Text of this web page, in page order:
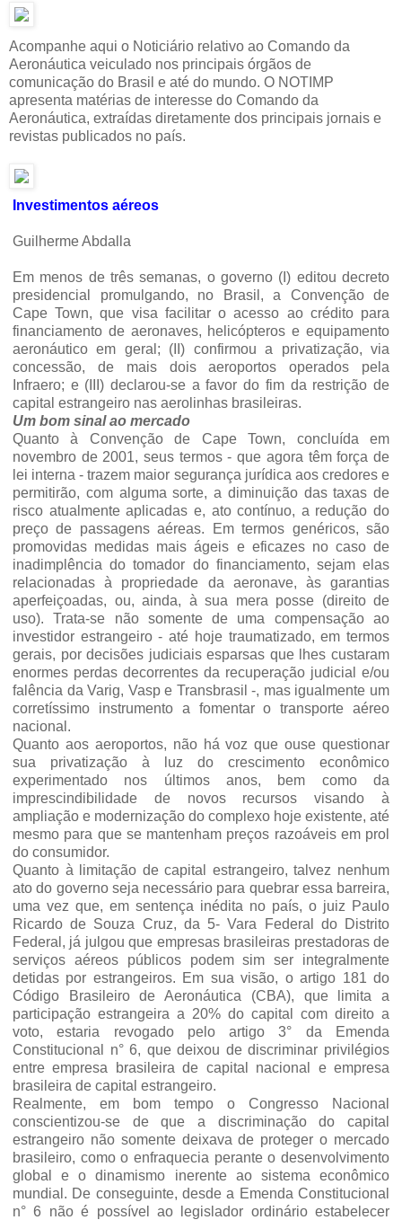
Acompanhe aqui o Noticiário relativo ao Comando da
Aeronáutica veiculado nos principais órgãos de
comunicação do Brasil e até do mundo. O NOTIMP
apresenta matérias de interesse do Comando da
Aeronáutica, extraídas diretamente dos principais jornais e
revistas publicados no país.
Investimentos aéreos
Guilherme Abdalla
Em menos de três semanas, o governo (I) editou decreto
presidencial promulgando, no Brasil, a Convenção de
Cape Town, que visa facilitar o acesso ao crédito para
financiamento de aeronaves, helicópteros e equipamento
aeronáutico em geral; (II) confirmou a privatização, via
concessão, de mais dois aeroportos operados pela
Infraero; e (III) declarou-se a favor do fim da restrição de
capital estrangeiro nas aerolinhas brasileiras.
Um bom sinal ao mercado
Quanto à Convenção de Cape Town, concluída em
novembro de 2001, seus termos - que agora têm força de
lei interna - trazem maior segurança jurídica aos credores e
permitirão, com alguma sorte, a diminuição das taxas de
risco atualmente aplicadas e, ato contínuo, a redução do
preço de passagens aéreas. Em termos genéricos, são
promovidas medidas mais ágeis e eficazes no caso de
inadimplência do tomador do financiamento, sejam elas
relacionadas à propriedade da aeronave, às garantias
aperfeiçoadas, ou, ainda, à sua mera posse (direito de
uso). Trata-se não somente de uma compensação ao
investidor estrangeiro - até hoje traumatizado, em termos
gerais, por decisões judiciais esparsas que lhes custaram
enormes perdas decorrentes da recuperação judicial e/ou
falência da Varig, Vasp e Transbrasil -, mas igualmente um
corretíssimo instrumento a fomentar o transporte aéreo
nacional.
Quanto aos aeroportos, não há voz que ouse questionar
sua privatização à luz do crescimento econômico
experimentado nos últimos anos, bem como da
imprescindibilidade de novos recursos visando à
ampliação e modernização do complexo hoje existente, até
mesmo para que se mantenham preços razoáveis em prol
do consumidor.
Quanto à limitação de capital estrangeiro, talvez nenhum
ato do governo seja necessário para quebrar essa barreira,
uma vez que, em sentença inédita no país, o juiz Paulo
Ricardo de Souza Cruz, da 5- Vara Federal do Distrito
Federal, já julgou que empresas brasileiras prestadoras de
serviços aéreos públicos podem sim ser integralmente
detidas por estrangeiros. Em sua visão, o artigo 181 do
Código Brasileiro de Aeronáutica (CBA), que limita a
participação estrangeira a 20% do capital com direito a
voto, estaria revogado pelo artigo 3° da Emenda
Constitucional n° 6, que deixou de discriminar privilégios
entre empresa brasileira de capital nacional e empresa
brasileira de capital estrangeiro.
Realmente, em bom tempo o Congresso Nacional
conscientizou-se de que a discriminação do capital
estrangeiro não somente deixava de proteger o mercado
brasileiro, como o enfraquecia perante o desenvolvimento
global e o dinamismo inerente ao sistema econômico
mundial. De conseguinte, desde a Emenda Constitucional
n° 6 não é possível ao legislador ordinário estabelecer